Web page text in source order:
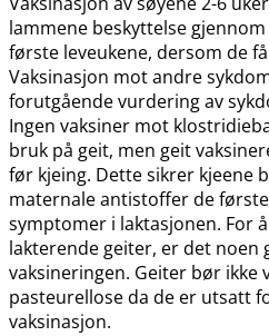
lammene beskyttelse
første leveukene, dersom de
Vaksinasjon mot andre
forutgående vurdering av
Ingen vaksiner mot
bruk på geit, men geit
før kjeing. Dette sikrer kjeene
maternale antistoffer de
symptomer i laktasjonen. For
lakterende geiter, er det noen
vaksineringen. Geiter bør ikke
pasteurellose da de er utsatt
vaksinasjon.